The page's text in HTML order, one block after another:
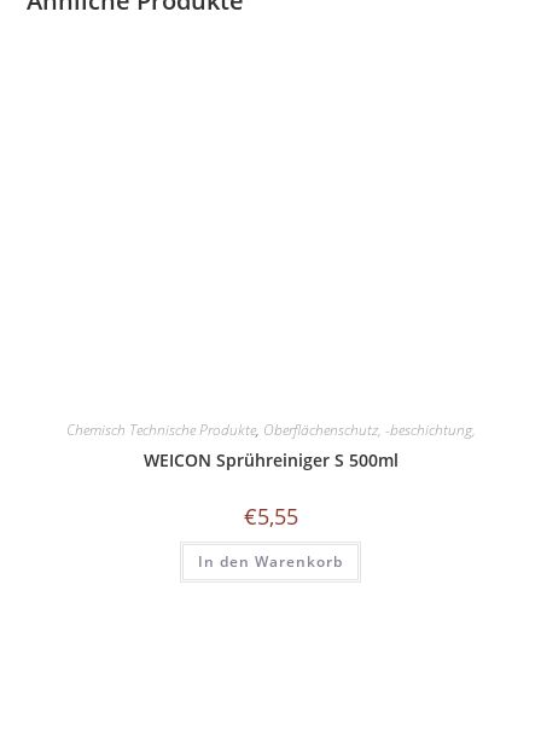
Chemisch Technische Produkte, Oberflächenschutz, -beschichtung,
WEICON Sprühreiniger S 500ml
€5,55
In den Warenkorb